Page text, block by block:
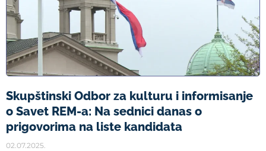
Skupštinski Odbor za kulturu i informisanje
o Savet REM-a: Na sednici danas o
prigovorima na liste kandidata
02.07.2025.